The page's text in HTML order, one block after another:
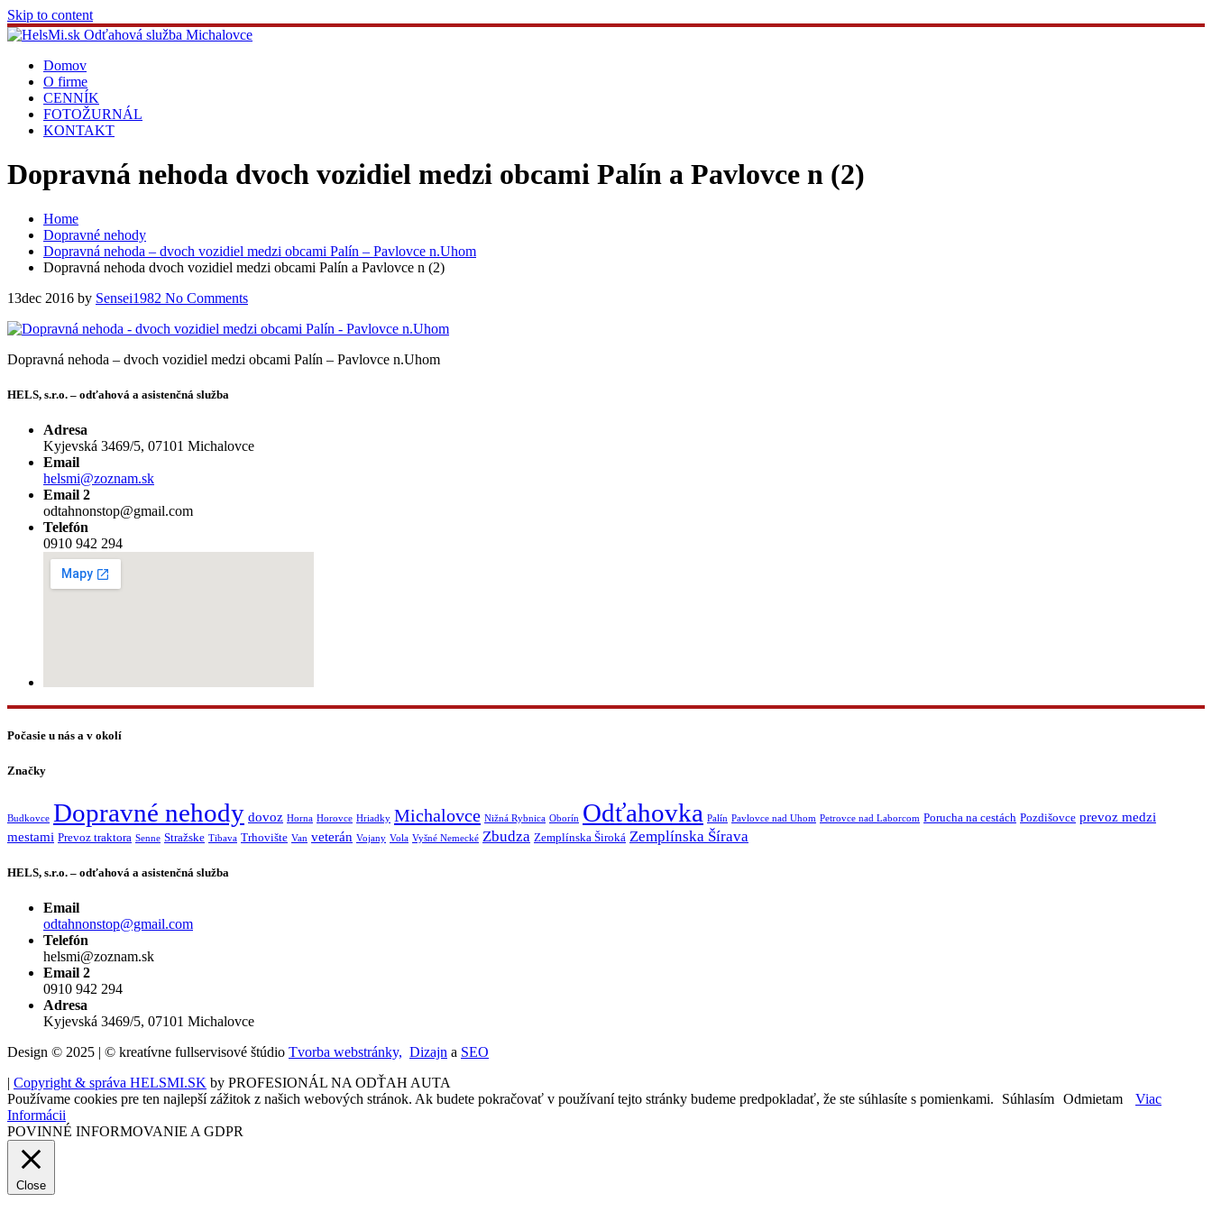
Skip to content
Domov
O firme
CENNÍK
FOTOŽURNÁL
KONTAKT
Dopravná nehoda dvoch vozidiel medzi obcami Palín a Pavlovce n (2)
Home
Dopravné nehody
Dopravná nehoda – dvoch vozidiel medzi obcami Palín – Pavlovce n.Uhom
Dopravná nehoda dvoch vozidiel medzi obcami Palín a Pavlovce n (2)
13dec 2016 by Sensei1982 No Comments
Dopravná nehoda – dvoch vozidiel medzi obcami Palín – Pavlovce n.Uhom
HELS, s.r.o. – odťahová a asistenčná služba
Adresa
Kyjevská 3469/5, 07101 Michalovce
Email
helsmi@zoznam.sk
Email 2
odtahnonstop@gmail.com
Telefón
0910 942 294
Počasie u nás a v okolí
Značky
Budkovce Dopravné nehody dovoz Horna Horovce Hriadky Michalovce Nižná Rybnica Oborín Odťahovka Palín Pavlovce nad Uhom Petrovce nad Laborcom Porucha na cestách Pozdišovce prevoz medzi
mestami Prevoz traktora Senne Stražske Tibava Trhovište Van veterán Vojany Vola Vyšné Nemecké Zbudza Zemplínska Široká Zemplínska Šírava
HELS, s.r.o. – odťahová a asistenčná služba
Email
odtahnonstop@gmail.com
Telefón
helsmi@zoznam.sk
Email 2
0910 942 294
Adresa
Kyjevská 3469/5, 07101 Michalovce
Design © 2025 | © kreatívne fullservisové štúdio Tvorba webstránky, Dizajn a SEO
| Copyright & správa HELSMI.SK by PROFESIONÁL NA ODŤAH AUTA
Používame cookies pre ten najlepší zážitok z našich webových stránok. Ak budete pokračovať v používaní tejto stránky budeme predpokladať, že ste súhlasíte s pomienkami.
Súhlasím Odmietam
Viac
Informácii
POVINNÉ INFORMOVANIE A GDPR
Close